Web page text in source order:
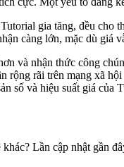
gia tăng, đều cho
càng lớn, mặc dù giá
và nhận thức công
rộng rãi trên mạng xã
số và hiệu suất giá của
Lần cập nhật gần